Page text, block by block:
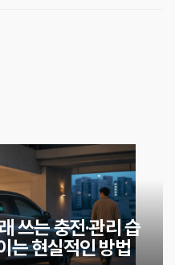
쓰는 충전·관리 습
는 현실적인 방법